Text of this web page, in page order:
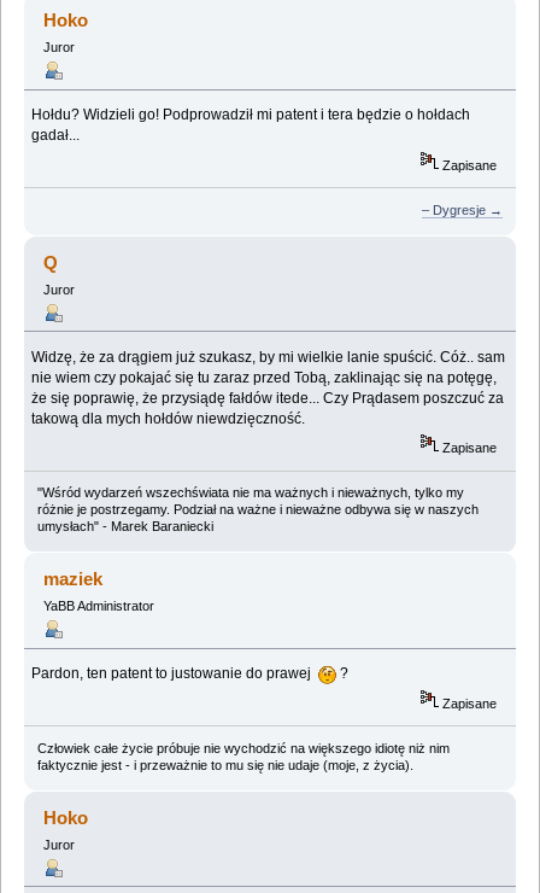
Hoko
Juror
Hołdu? Widzieli go! Podprowadził mi patent i tera będzie o hołdach
gadał...
Zapisane
– Dygresje →
Q
Juror
Widzę, że za drągiem już szukasz, by mi wielkie lanie spuścić. Cóż.. sam
nie wiem czy pokajać się tu zaraz przed Tobą, zaklinając się na potęgę,
że się poprawię, że przysiądę fałdów itede... Czy Prądasem poszczuć za
takową dla mych hołdów niewdzięczność.
Zapisane
"Wśród wydarzeń wszechświata nie ma ważnych i nieważnych, tylko my
różnie je postrzegamy. Podział na ważne i nieważne odbywa się w naszych
umysłach" - Marek Baraniecki
maziek
YaBB Administrator
Pardon, ten patent to justowanie do prawej ?
Zapisane
Człowiek całe życie próbuje nie wychodzić na większego idiotę niż nim
faktycznie jest - i przeważnie to mu się nie udaje (moje, z życia).
Hoko
Juror